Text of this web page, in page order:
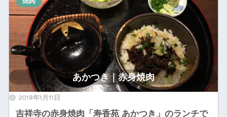
2018年1月11日
吉祥寺の赤身焼肉「寿香苑 あかつき」のランチで
あかつき｜赤身焼肉